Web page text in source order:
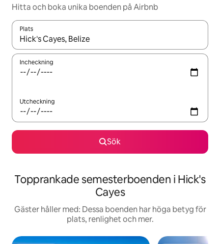
Hitta och boka unika boenden på Airbnb
Plats
När resultaten är tillgängliga kan du navigera med upp- och
Incheckning
Utcheckning
Sök
Topprankade semesterboenden i Hick's
Cayes
Gäster håller med: Dessa boenden har höga betyg för
plats, renlighet och mer.